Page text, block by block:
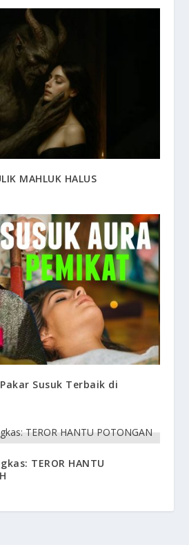
MAHLUK HALUS
Susuk Terbaik di
TEROR HANTU